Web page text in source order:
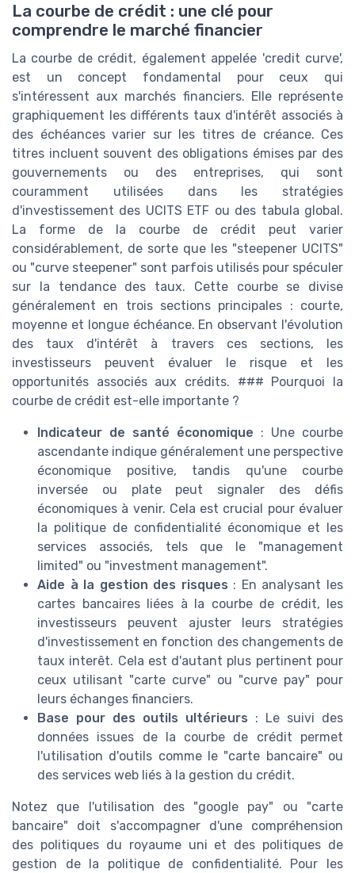
La courbe de crédit : une clé pour
comprendre le marché financier
La courbe de crédit, également appelée 'credit curve',
est un concept fondamental pour ceux qui
s'intéressent aux marchés financiers. Elle représente
graphiquement les différents taux d'intérêt associés à
des échéances varier sur les titres de créance. Ces
titres incluent souvent des obligations émises par des
gouvernements ou des entreprises, qui sont
couramment utilisées dans les stratégies
d'investissement des UCITS ETF ou des tabula global.
La forme de la courbe de crédit peut varier
considérablement, de sorte que les "steepener UCITS"
ou "curve steepener" sont parfois utilisés pour spéculer
sur la tendance des taux. Cette courbe se divise
généralement en trois sections principales : courte,
moyenne et longue échéance. En observant l'évolution
des taux d'intérêt à travers ces sections, les
investisseurs peuvent évaluer le risque et les
opportunités associés aux crédits. ### Pourquoi la
courbe de crédit est-elle importante ?
Indicateur de santé économique : Une courbe
ascendante indique généralement une perspective
économique positive, tandis qu'une courbe
inversée ou plate peut signaler des défis
économiques à venir. Cela est crucial pour évaluer
la politique de confidentialité économique et les
services associés, tels que le "management
limited" ou "investment management".
Aide à la gestion des risques : En analysant les
cartes bancaires liées à la courbe de crédit, les
investisseurs peuvent ajuster leurs stratégies
d'investissement en fonction des changements de
taux interêt. Cela est d'autant plus pertinent pour
ceux utilisant "carte curve" ou "curve pay" pour
leurs échanges financiers.
Base pour des outils ultérieurs : Le suivi des
données issues de la courbe de crédit permet
l'utilisation d'outils comme le "carte bancaire" ou
des services web liés à la gestion du crédit.
Notez que l'utilisation des "google pay" ou "carte
bancaire" doit s'accompagner d'une compréhension
des politiques du royaume uni et des politiques de
gestion de la politique de confidentialité. Pour les